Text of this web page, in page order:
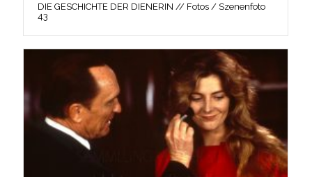
DIE GESCHICHTE DER DIENERIN // Fotos / Szenenfoto
43